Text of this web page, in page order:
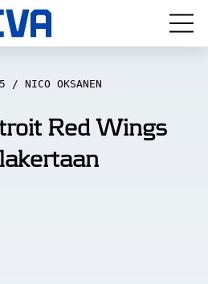
NICO OKSANEN
Red Wings